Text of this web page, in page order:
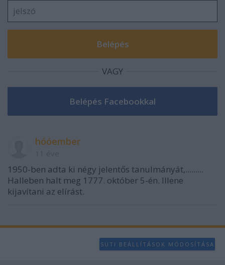
VAGY
hóóember
1950-ben adta ki négy jelentős tanulmányát,.........
Halleben halt meg 1777. október 5-én. Illene
kijavítani az elírást.
SÜTI BEÁLLÍTÁSOK MÓDOSÍTÁSA